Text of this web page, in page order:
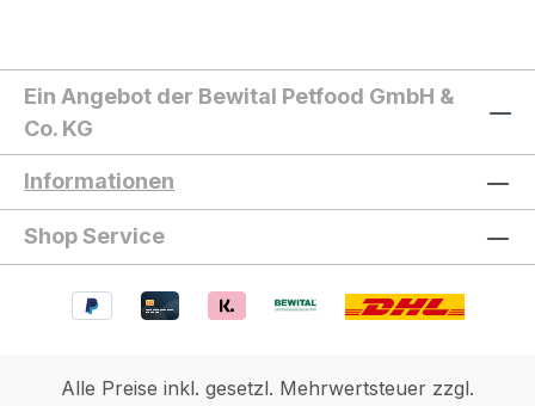
Ein Angebot der Bewital Petfood GmbH &
Co. KG
Informationen
Shop Service
Alle Preise inkl. gesetzl. Mehrwertsteuer zzgl.